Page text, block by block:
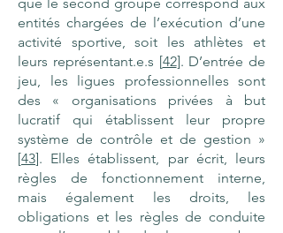
entités chargées de l’exécution d’une
activité sportive, soit les athlètes et
leurs représentant.e.s [42]. D’entrée de
jeu, les ligues professionnelles sont
des « organisations privées à but
lucratif qui établissent leur propre
système de contrôle et de gestion »
[43]. Elles établissent, par écrit, leurs
règles de fonctionnement interne,
mais également les droits, les
obligations et les règles de conduite